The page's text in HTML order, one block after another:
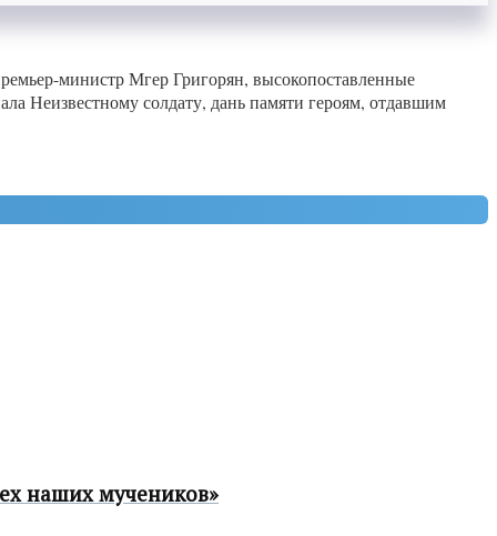
министр Мгер Григорян, высокопоставленные
Неизвестному солдату, дань памяти героям, отдавшим
наших мучеников»